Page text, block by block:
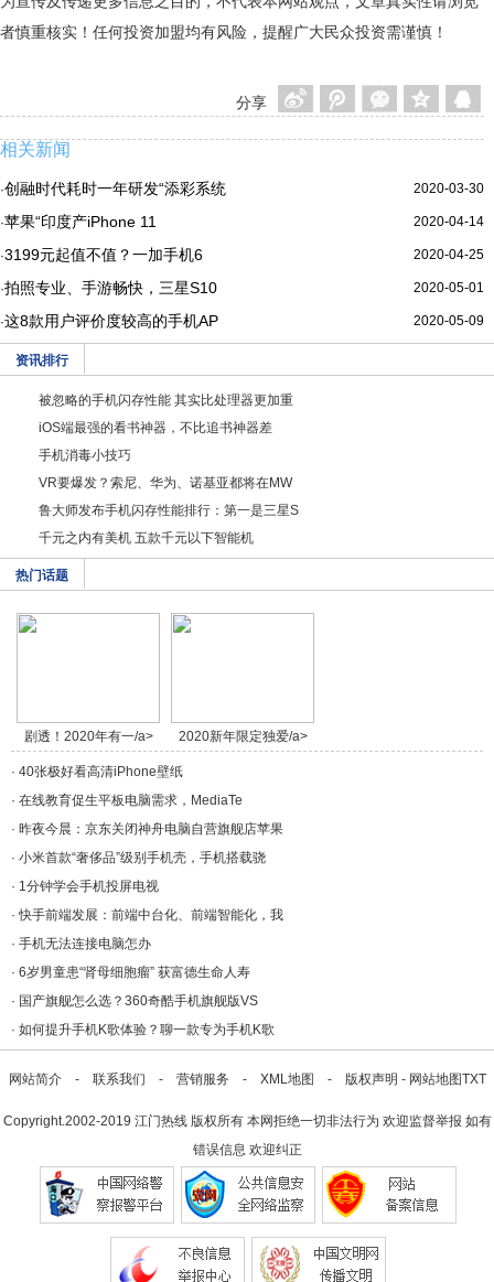
者慎重核实！任何投资加盟均有风险，提醒广大民众投资需谨慎！
分享
相关新闻
2020-03-30
·创融时代耗时一年研发“添彩系统
2020-04-14
·苹果“印度产iPhone 11
2020-04-25
·3199元起值不值？一加手机6
2020-05-01
·拍照专业、手游畅快，三星S10
2020-05-09
·这8款用户评价度较高的手机AP
资讯排行
被忽略的手机闪存性能 其实比处理器更加重
iOS端最强的看书神器，不比追书神器差
手机消毒小技巧
VR要爆发？索尼、华为、诺基亚都将在MW
鲁大师发布手机闪存性能排行：第一是三星S
千元之内有美机 五款千元以下智能机
热门话题
剧透！2020年有一/a> 2020新年限定独爱/a>
· 40张极好看高清iPhone壁纸
· 在线教育促生平板电脑需求，MediaTe
· 昨夜今晨：京东关闭神舟电脑自营旗舰店苹果
· 小米首款“奢侈品”级别手机壳，手机搭载骁
· 1分钟学会手机投屏电视
·快手前端发展：前端中台化、前端智能化，我
· 手机无法连接电脑怎办
· 6岁男童患“肾母细胞瘤” 获富德生命人寿
· 国产旗舰怎么选？360奇酷手机旗舰版VS
· 如何提升手机K歌体验？聊一款专为手机K歌
网站简介- 联系我们 - 营销服务 - XML地图 - 版权声明 - 网站地图TXT
Copyright.2002-2019 江门热线版权所有 本网拒绝一切非法行为 欢迎监督举报 如有
错误信息 欢迎纠正